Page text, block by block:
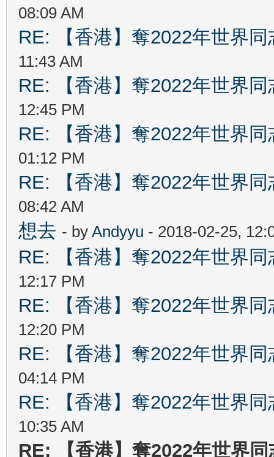
08:09 AM
RE: 【香港】奪2022年世界
11:43 AM
RE: 【香港】奪2022年世界
12:45 PM
RE: 【香港】奪2022年世界
01:12 PM
RE: 【香港】奪2022年世界
08:42 AM
想去 - by Andyyu - 2018-02-25,
RE: 【香港】奪2022年世界
12:17 PM
RE: 【香港】奪2022年世界
12:20 PM
RE: 【香港】奪2022年世界
04:14 PM
RE: 【香港】奪2022年世界
10:35 AM
RE: 【香港】奪2022年世界